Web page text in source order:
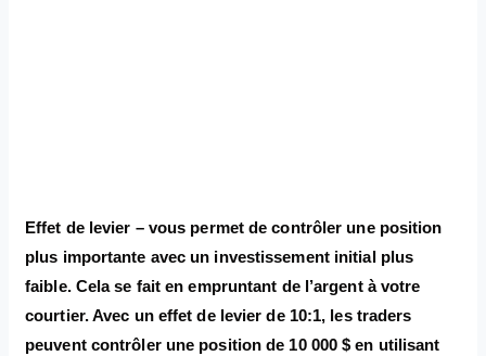
Effet de levier – vous permet de contrôler une position
plus importante avec un investissement initial plus
faible. Cela se fait en empruntant de l’argent à votre
courtier. Avec un effet de levier de 10:1, les traders
peuvent contrôler une position de 10 000 $ en utilisant